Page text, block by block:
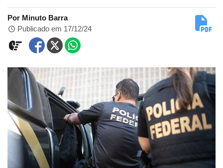
Por Minuto Barra
Publicado em 17/12/24